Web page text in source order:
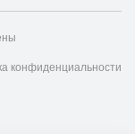
конфиденциальности